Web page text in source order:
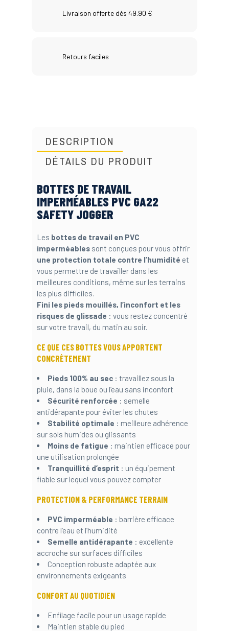
Livraison offerte dès 49.90 €
Retours faciles
DESCRIPTION
DÉTAILS DU PRODUIT
BOTTES DE TRAVAIL
IMPERMÉABLES PVC GA22
SAFETY JOGGER
Les bottes de travail en PVC
imperméablessont conçues pour vous offrir
une protection totale contre l’humidité et
vous permettre de travailler dans les
meilleures conditions, même sur les terrains
les plus difficiles.
Fini les pieds mouillés, l’inconfort et les
risques de glissade : vous restez concentré
sur votre travail, du matin au soir.
CE QUE CES BOTTES VOUS APPORTENT
CONCRÈTEMENT
Pieds 100% au sec: travaillez sous la
pluie, dans la boue ou l’eau sans inconfort
Sécurité renforcée : semelle
antidérapante pour éviter les chutes
Stabilité optimale : meilleure adhérence
sur sols humides ou glissants
Moins de fatigue : maintien efficace pour
une utilisation prolongée
Tranquillité d’esprit : un équipement
fiable sur lequel vous pouvez compter
PROTECTION & PERFORMANCE TERRAIN
PVC imperméable : barrière efficace
contre l’eau et l’humidité
Semelle antidérapante : excellente
accroche sur surfaces difficiles
Conception robuste adaptée aux
environnements exigeants
CONFORT AU QUOTIDIEN
Enfilage facile pour un usage rapide
Maintien stable du pied